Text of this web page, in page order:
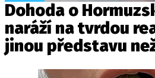
Dohoda o
naráží na tvrdou
jinou představu